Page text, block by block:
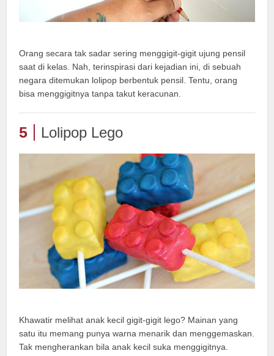
Orang secara tak sadar sering menggigit-gigit ujung pensil
saat di kelas. Nah, terinspirasi dari kejadian ini, di sebuah
negara ditemukan lolipop berbentuk pensil. Tentu, orang
bisa menggigitnya tanpa takut keracunan.
5 Lolipop Lego
Khawatir melihat anak kecil gigit-gigit lego? Mainan yang
satu itu memang punya warna menarik dan menggemaskan.
Tak mengherankan bila anak kecil suka menggigitnya.